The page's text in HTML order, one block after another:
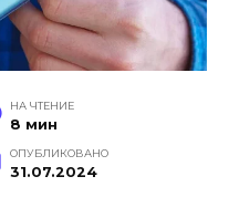
НА ЧТЕНИЕ
8 мин
ОПУБЛИКОВАНО
31.07.2024